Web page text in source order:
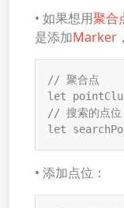
• 如果想用聚合
是添加Marker
// 聚合点
let
// 搜索的点位
let
• 添加点位：